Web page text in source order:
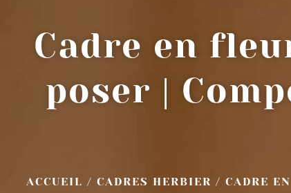
Cadre en
poser |
ACCUEIL / CADRES HERBIER / CADRE